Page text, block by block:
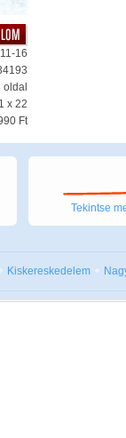
16
oldal
x 22
Ft
Tekintse
Kiskereskedelem